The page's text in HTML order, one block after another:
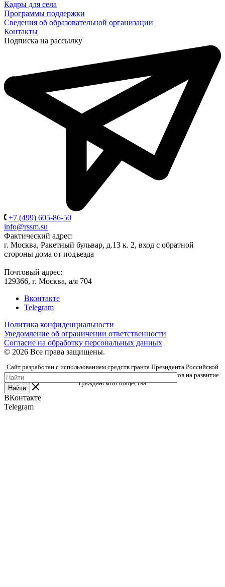
Кадры для села
Программы поддержки
Сведения об образовательной организации
Контакты
Подписка на рассылку
+7 (499) 605-86-50
info@rssm.su
Фактический адрес:
г. Москва, Ракетный бульвар, д.13 к. 2, вход с обратной
стороны дома от подъезда
Почтовый адрес:
129366, г. Москва, а/я 704
Вконтакте
Telegram
Политика конфиденциальности
Уведомление об ограничении ответственности
Согласие на обработку персональных данных
© 2026 Все права защищены.
Сайт разработан с использованием средств гранта Президента Российской
Федерации, предоставленного Фондом президентских грантов на развитие
гражданского общества
Найти
ВКонтакте
Telegram